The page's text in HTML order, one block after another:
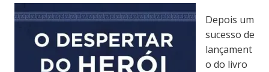
Depois um
sucesso de
lançament
o do livro